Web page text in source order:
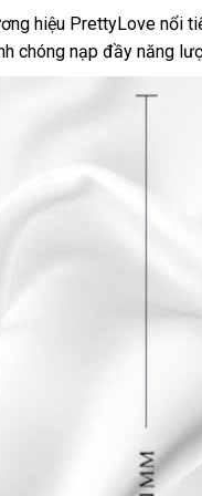
hiệu PrettyLove nổi
chóng nạp đầy năng